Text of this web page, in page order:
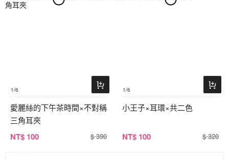
1/6
愛麗絲的下午茶時間×不對稱
三角耳夾
NT$ 100 $ 390
1/6
小王子×耳環×共二色
NT$ 100 $ 320